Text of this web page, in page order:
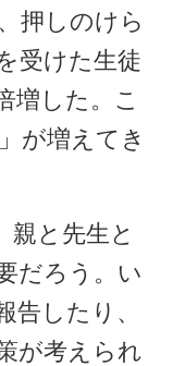
押しのけら
受けた生徒
増した。こ
が増えてき
と先生と
だろう。い
告したり、
が考えられ